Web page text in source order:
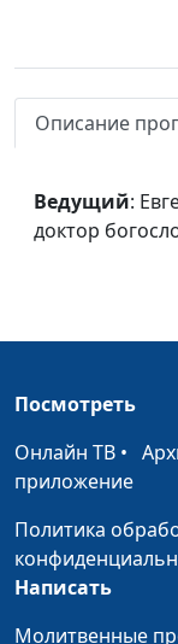
Природа
Сотворение
Сын Божий
Откровение о
Отце
Божество
Описание
Ведущий:
доктор
Посмотреть
Онлайн ТВ •
приложение
Политика
Написать
Молитвенные